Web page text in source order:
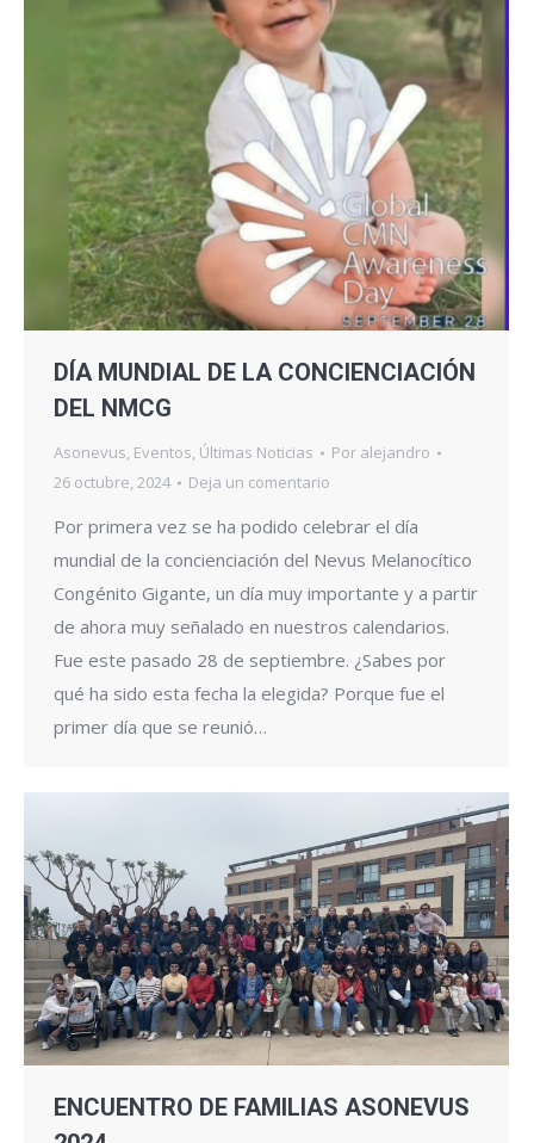
DÍA MUNDIAL DE LA CONCIENCIACIÓN
DEL NMCG
Asonevus, Eventos, Últimas Noticias Por alejandro
26 octubre, 2024
Deja un comentario
Por primera vez se ha podido celebrar el día
mundial de la concienciación del Nevus Melanocítico
Congénito Gigante, un día muy importante y a partir
de ahora muy señalado en nuestros calendarios.
Fue este pasado 28 de septiembre. ¿Sabes por
qué ha sido esta fecha la elegida? Porque fue el
primer día que se reunió…
ENCUENTRO DE FAMILIAS ASONEVUS